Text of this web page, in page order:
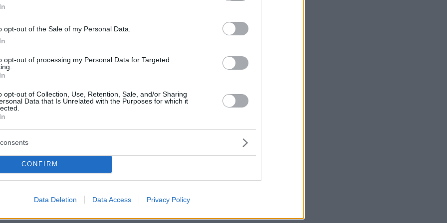
opt-out of the Sale of my Personal Data.
opt-out of processing my Personal Data for Targeted
opt-out of Collection, Use, Retention, Sale, and/or Sharing
Data that Is Unrelated with the Purposes for which it
CONFIRM
Data Deletion Data Access Privacy Policy
και σε τόσο σημαντικά παιχνίδια. Ελπίζω
𝗳𝘁. 𝗡𝗶𝗸𝗼𝘀 𝗥𝗼𝗴𝗸𝗮𝘃𝗼𝗽𝗼𝘂𝗹𝗼𝘀 🗣️☘️
highlights the team’s mindset ahead of
Game 4 and the collective drive to leave
pic.twitter.com/R63CRxzMKH